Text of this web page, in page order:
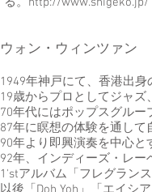
ウォン・ウィンツァン
1949年神戸にて、香港出
19歳からプロとしてジャ
70年代にはポップスグルー
87年に瞑想の体験を通し
90年より即興演奏を中心
92年、インディーズ・レ
1'stアルバム「フレグラン